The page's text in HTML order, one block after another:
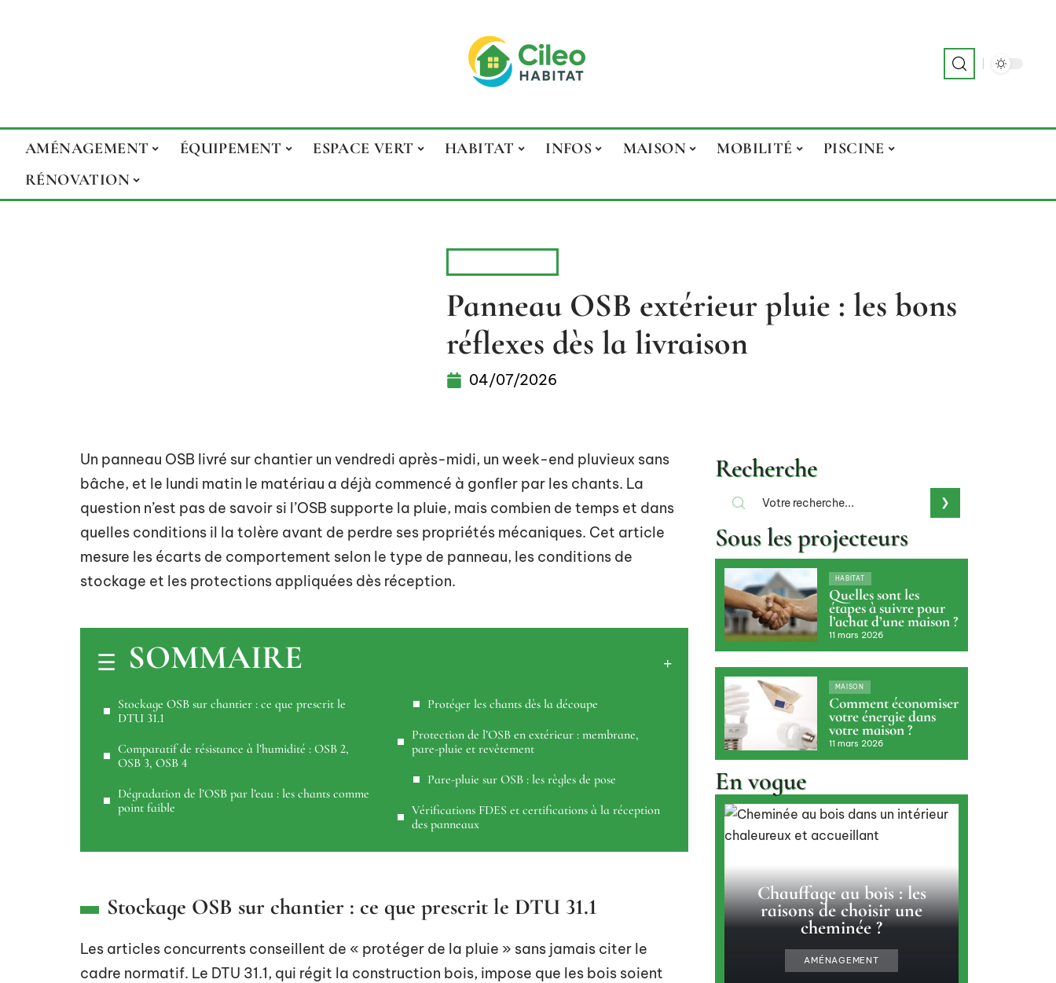
AMÉNAGEMENT ÉQUIPEMENT ESPACE VERT HABITAT INFOS MAISON MOBILITÉ
PISCINE
RÉNOVATION
Panneau OSB extérieur pluie : les bons
réflexes dès la livraison
04/07/2026
Un panneau OSB livré sur chantier un vendredi après-midi, un week-end pluvieux sans
bâche, et le lundi matin le matériau a déjà commencé à gonfler par les chants. La
question n’est pas de savoir si l’OSB supporte la pluie, mais combien de temps et dans
quelles conditions il la tolère avant de perdre ses propriétés mécaniques. Cet article
mesure les écarts de comportement selon le type de panneau, les conditions de
stockage et les protections appliquées dès réception.
SOMMAIRE
Stockage OSB sur chantier : ce que prescrit le
DTU 31.1
Comparatif de résistance à l’humidité : OSB 2,
OSB 3, OSB 4
Dégradation de l’OSB par l’eau : les chants comme
point faible
Protéger les chants dès la découpe
Protection de l’OSB en extérieur : membrane,
pare-pluie et revêtement
Pare-pluie sur OSB : les règles de pose
Vérifications FDES et certifications à la réception
des panneaux
Stockage OSB sur chantier : ce que prescrit le DTU 31.1
Les articles concurrents conseillent de « protéger de la pluie » sans jamais citer le
cadre normatif. Le DTU 31.1, qui régit la construction bois, impose que les bois soient
Recherche
Sous les projecteurs
HABITAT
Quelles sont les
étapes à suivre pour
l’achat d’une maison ?
11 mars 2026
MAISON
Comment économiser
votre énergie dans
votre maison ?
11 mars 2026
En vogue
Chauffage au bois : les
raisons de choisir une
cheminée ?
AMÉNAGEMENT